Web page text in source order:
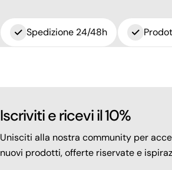
Spedizione 24/48h
Iscriviti e ricevi il 10%
Unisciti alla nostra community per
nuovi prodotti, offerte riservate e